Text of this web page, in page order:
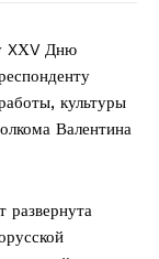
XХV Дню
культуры
Валентина
развернута